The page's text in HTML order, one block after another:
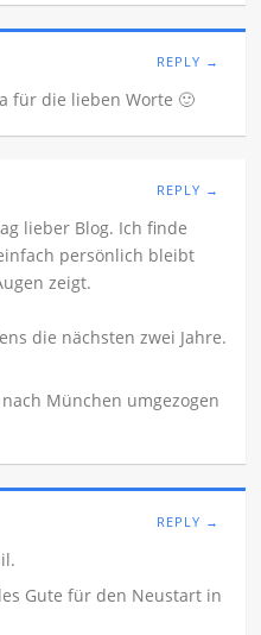
REPLY →
für die lieben Worte 🙂
REPLY →
lieber Blog. Ich finde
persönlich bleibt
zeigt.
die nächsten zwei Jahre.
München umgezogen
REPLY →
Gute für den Neustart in